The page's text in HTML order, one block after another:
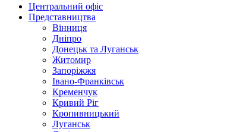
Центральний офіс
Представництва
Вінниця
Дніпро
Донецьк та Луганськ
Житомир
Запоріжжя
Івано-Франківськ
Кременчук
Кривий Ріг
Кропивницький
Луганськ